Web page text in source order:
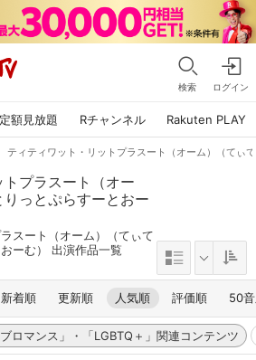
検索 ログイン
定額見放題 Rチャンネル Rakuten PLAY
ティティワット・リットプラスート（オーム）（てぃ
プラスート（オー
っとぷらすーとおー
スート（オーム）（てぃて
ーむ） 出演作品一覧
新着順 更新順 人気順 評価順 50
ブロマンス」・「LGBTQ＋」関連コンテンツ